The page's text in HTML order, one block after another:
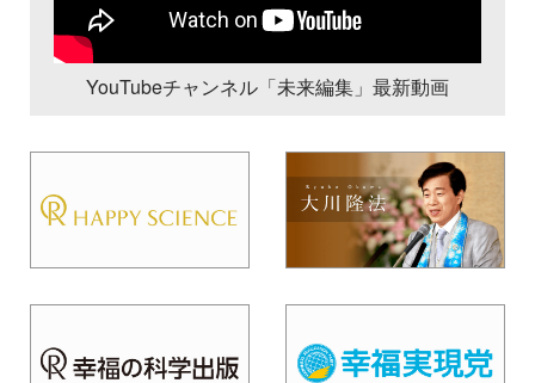
YouTubeチャンネル「未来編集」最新動画